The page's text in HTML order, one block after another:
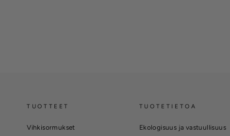
TUOTTEET
Vihkisormukset
TUOTETIETOA
Ekologisuus ja vastuullisuus